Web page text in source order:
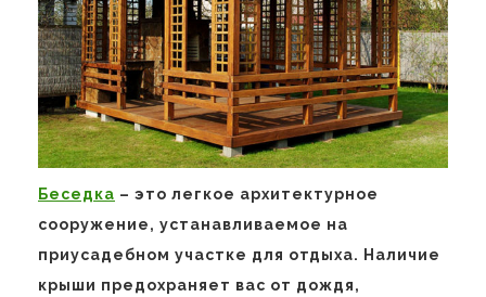
Беседка – это легкое архитектурное
сооружение, устанавливаемое на
приусадебном участке для отдыха. Наличие
крыши предохраняет вас от дождя,